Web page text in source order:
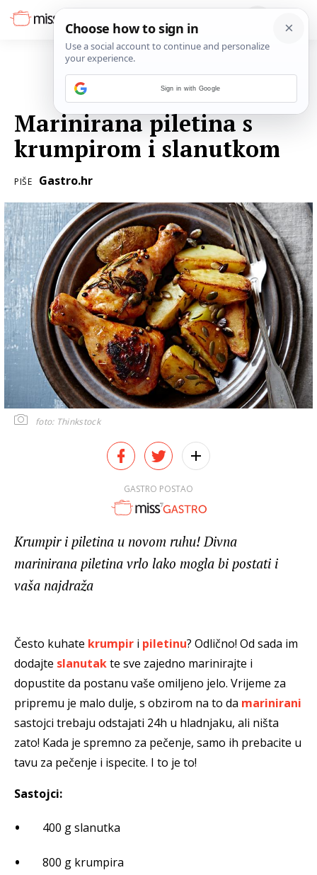
Marinirana piletina s
krumpirom i slanutkom
PIŠE Gastro.hr
foto: Thinkstock
GASTRO POSTAO
Krumpir i piletina u novom ruhu! Divna
marinirana piletina vrlo lako mogla bi postati i
vaša najdraža
Često kuhate krumpir i piletinu? Odlično! Od sada im
dodajte slanutakte sve zajedno marinirajte i
dopustite da postanu vaše omiljeno jelo. Vrijeme za
pripremu je malo dulje, s obzirom na to da marinirani
sastojci trebaju odstajati 24h u hladnjaku, ali ništa
zato! Kada je spremno za pečenje, samo ih prebacite u
tavu za pečenje i ispecite. I to je to!
Sastojci:
400 g slanutka
800 g krumpira
Sign in with Google